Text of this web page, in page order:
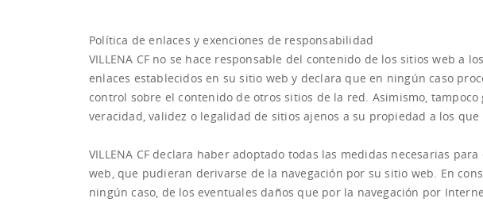
Política de enlaces y exenciones de responsabilidad
VILLENA CF no se hace responsable del contenido de los sitios web a
enlaces establecidos en su sitio web y declara que en ningún caso
control sobre el contenido de otros sitios de la red. Asimismo,
veracidad, validez o legalidad de sitios ajenos a su propiedad a los
VILLENA CF declara haber adoptado todas las medidas necesarias
web, que pudieran derivarse de la navegación por su sitio web. En
ningún caso, de los eventuales daños que por la navegación por